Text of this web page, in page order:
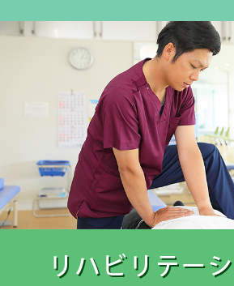
リハビリテー